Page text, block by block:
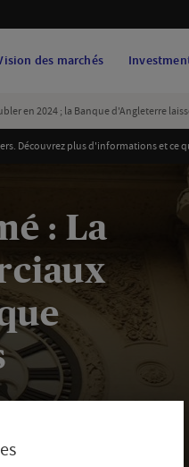
des marchés
en 2024 ; la Banque d'Angleterre
Découvrez plus d'informations et ce
: La